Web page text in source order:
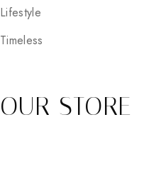
Lifestyle
Timeless
OUR STORE